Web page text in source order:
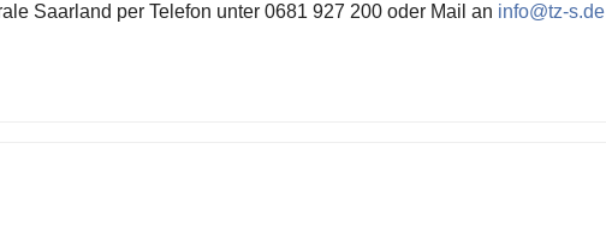
Saarland per Telefon unter 0681 927 200 oder Mail an info@tz-s.de